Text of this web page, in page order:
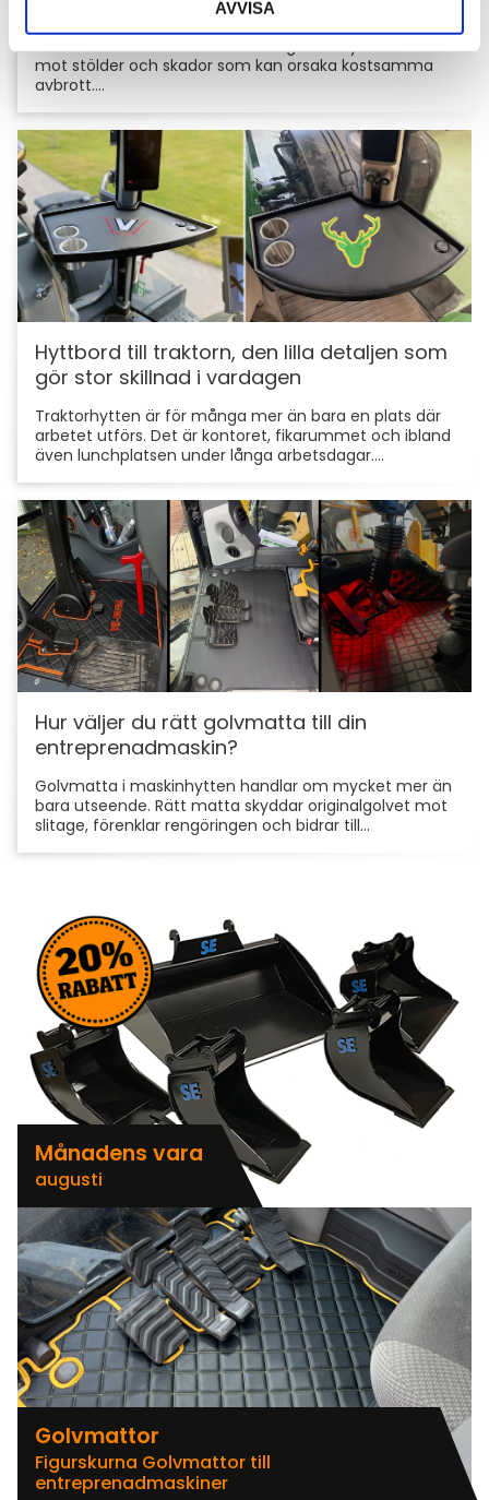
AVVISA
För entreprenörer är maskinerna hjärtat i
verksamheten. Därför är det viktigt att skydda dem
mot stölder och skador som kan orsaka kostsamma
avbrott....
Hyttbord till traktorn, den lilla detaljen som
gör stor skillnad i vardagen
Traktorhytten är för många mer än bara en plats där
arbetet utförs. Det är kontoret, fikarummet och ibland
även lunchplatsen under långa arbetsdagar....
Hur väljer du rätt golvmatta till din
entreprenadmaskin?
Golvmatta i maskinhytten handlar om mycket mer än
bara utseende. Rätt matta skyddar originalgolvet mot
slitage, förenklar rengöringen och bidrar till...
Månadens vara
augusti
Golvmattor
Figurskurna Golvmattor till
entreprenadmaskiner